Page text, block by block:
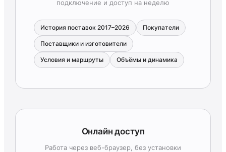
подключение и доступ на неделю
История поставок 2017–2026 Покупатели
Поставщики и изготовители
Условия и маршруты Объёмы и динамика
Онлайн доступ
Работа через веб-браузер, без установки